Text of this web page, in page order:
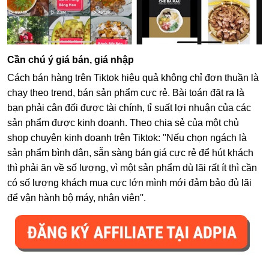
Cần chú ý giá bán, giá nhập
Cách bán hàng trên Tiktok hiệu quả không chỉ đơn thuần là
chạy theo trend, bán sản phẩm cực rẻ. Bài toán đặt ra là
bạn phải cân đối được tài chính, tỉ suất lợi nhuận của các
sản phẩm được kinh doanh. Theo chia sẻ của một chủ
shop chuyên kinh doanh trên Tiktok: ''Nếu chọn ngách là
sản phẩm bình dân, sẵn sàng bán giá cực rẻ để hút khách
thì phải ăn về số lượng, vì một sản phẩm dù lãi rất ít thì cần
có số lượng khách mua cực lớn mình mới đảm bảo đủ lãi
để vận hành bộ máy, nhân viên''.